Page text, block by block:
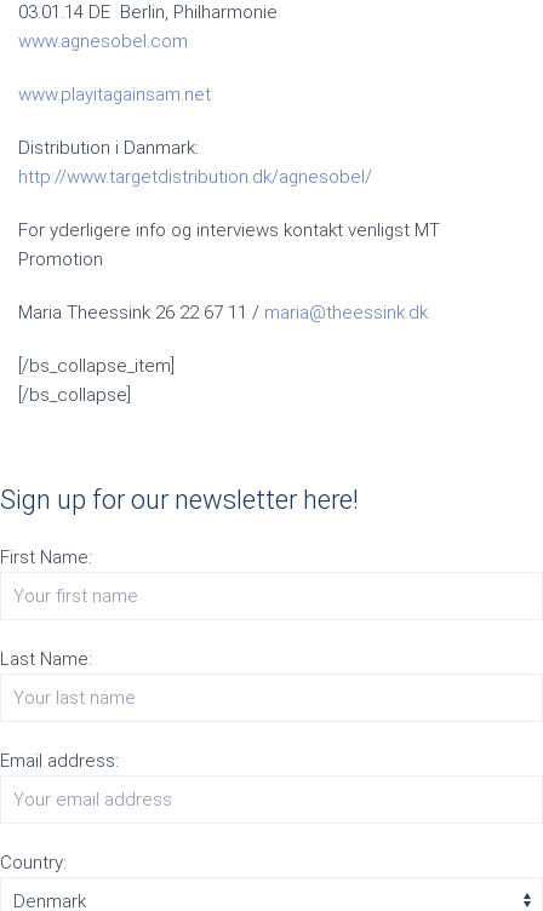
03.01.14 DE Berlin, Philharmonie
www.agnesobel.com
www.playitagainsam.net
Distribution i Danmark:
http://www.targetdistribution.dk/agnesobel/
For yderligere info og interviews kontakt venligst MT
Promotion
Maria Theessink 26 22 67 11 / maria@theessink.dk
[/bs_collapse_item]
[/bs_collapse]
Sign up for our newsletter here!
First Name:
Last Name:
Email address:
Country: